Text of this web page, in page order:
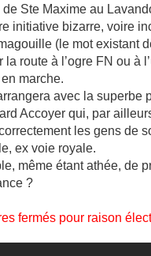
de Ste Maxime au
initiative bizarre, voire
(le mot existant
la route à l’ogre FN ou à
marche.
avec la superbe
Accoyer qui, par
les gens de
ex voie royale.
même étant athée, de
?
fermés pour raison